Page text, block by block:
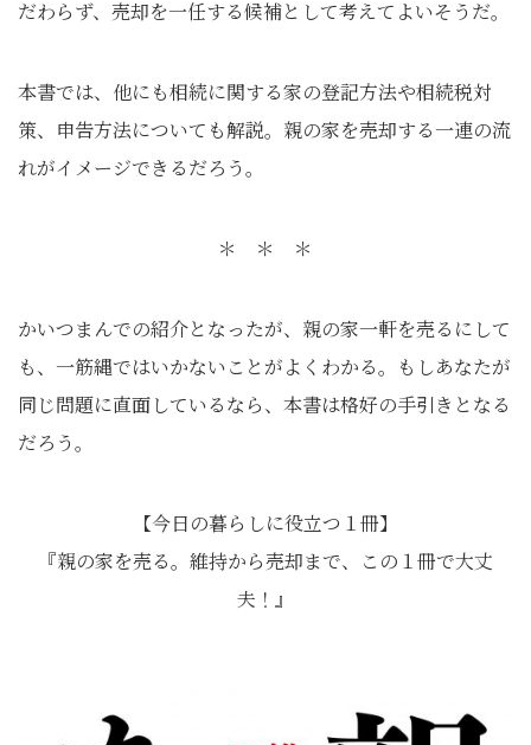
だわらず、売却を一任する候補として考えてよいそうだ。
本書では、他にも相続に関する家の登記方法や相続税対
策、申告方法についても解説。親の家を売却する一連の流
れがイメージできるだろう。
＊ ＊ ＊
かいつまんでの紹介となったが、親の家一軒を売るにして
も、一筋縄ではいかないことがよくわかる。もしあなたが
同じ問題に直面しているなら、本書は格好の手引きとなる
だろう。
【今日の暮らしに役立つ１冊】
『親の家を売る。維持から売却まで、この１冊で大丈
夫！』